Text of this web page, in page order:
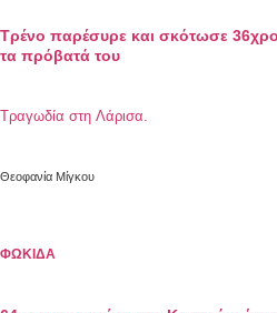
Τρένο παρέσυρε και σκότωσε
τα πρόβατά του
Τραγωδία στη Λάρισα.
Θεοφανία Μίγκου
ΦΩΚΙΔΑ